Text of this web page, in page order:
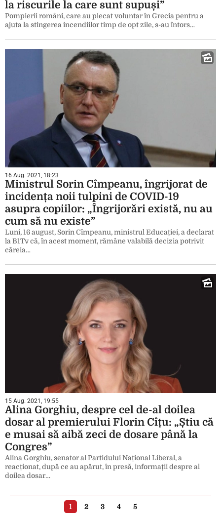
la riscurile la care sunt supuși”
Pompierii români, care au plecat voluntar în Grecia pentru a
ajuta la stingerea incendiilor timp de opt zile, s-au întors…
16 Aug. 2021, 18:23
Ministrul Sorin Cîmpeanu, îngrijorat de
incidența noii tulpini de COVID-19
asupra copiilor: „Îngrijorări există, nu au
cum să nu existe”
Luni, 16 august, Sorin Cîmpeanu, ministrul Educației, a declarat
la B1Tv că, în acest moment, rămâne valabilă decizia potrivit
căreia…
15 Aug. 2021, 19:55
Alina Gorghiu, despre cel de-al doilea
dosar al premierului Florin Cîțu: „Știu că
e musai să aibă zeci de dosare până la
Congres”
Alina Gorghiu, senator al Partidului Național Liberal, a
reacționat, după ce au apărut, în presă, informații despre al
doilea dosar…
1 2 3 4 5